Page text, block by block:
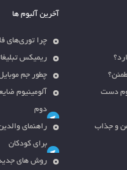
دست
و جذاب
آخرین آلبوم ها
چرا توری‌های
ریمیکس
چطور جم
آلومینیوم
دوم
راهنمای
برای کودکان
روش های جدید